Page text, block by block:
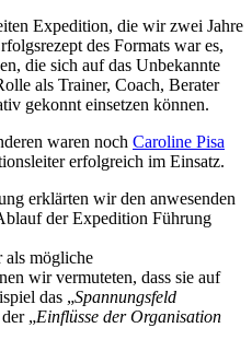
Expedition, die wir zwei Jahre
des Formats war es,
die sich auf das Unbekannte
als Trainer, Coach, Berater
gekonnt einsetzen können.
waren noch Caroline Pisa
erfolgreich im Einsatz.
erklärten wir den anwesenden
der Expedition Führung
als mögliche
wir vermuteten, dass sie auf
das „Spannungsfeld
„Einflüsse der Organisation